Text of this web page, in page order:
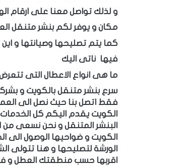
و لذلك تواصل معنا على ارقام
مكان و يوفر لكم بنشر متنقل
كما يتم تصليحها وصيانتها و
فيها ناتى اليك
ما هى انواع الاعطال التى
سرع بنشر متنقل بالكويت و
فقط اتصل بنا حيث نصل الى
الكويت يقدم اليكم كل
البنشر المتنقل و نحن نسعى من
الكويت و ضواحيها الوصول الى
الورشة لتصليحها و هنا تتولى
اقربها حسب منطقتك العطل و